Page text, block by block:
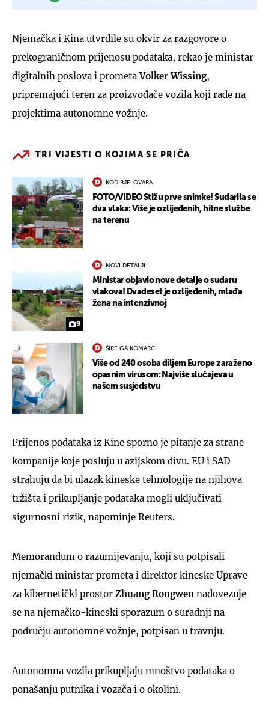
Njemačka i Kina utvrdile su okvir za razgovore o
prekograničnom prijenosu podataka, rekao je ministar
digitalnih poslova i prometaVolker Wissing,
pripremajući teren za proizvođače vozila koji rade na
projektima autonomne vožnje.
TRI VIJESTI O KOJIMA SE PRIČA
KOD BJELOVARA
FOTO/VIDEO Stižu prve snimke! Sudarila se
dva vlaka: Više je ozlijeđenih, hitne službe
na terenu
9
NOVI DETALJI
Ministar objavio nove detalje o sudaru
vlakova! Dvadeset je ozlijeđenih, mlađa
žena na intenzivnoj
ŠIRE GA KOMARCI
Više od 240 osoba diljem Europe zaraženo
opasnim virusom: Najviše slučajeva u
našem susjedstvu
Prijenos podataka iz Kine sporno je pitanje za strane
kompanije koje posluju u azijskom divu. EU i SAD
strahuju da bi ulazak kineske tehnologije na njihova
tržišta i prikupljanje podataka mogli uključivati
sigurnosni rizik, napominje Reuters.
Memorandum o razumijevanju, koji su potpisali
njemački ministar prometa i direktor kineske Uprave
za kibernetički prostor Zhuang Rongwen nadovezuje
se na njemačko-kineski sporazum o suradnji na
području autonomne vožnje, potpisan u travnju.
Autonomna vozila prikupljaju mnoštvo podataka o
ponašanju putnika i vozača i o okolini.